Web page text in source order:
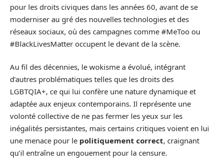
pour les droits civiques dans les années 60, avant de se
moderniser au gré des nouvelles technologies et des
réseaux sociaux, où des campagnes comme #MeToo ou
#BlackLivesMatter occupent le devant de la scène.
Au fil des décennies, le wokisme a évolué, intégrant
d’autres problématiques telles que les droits des
LGBTQIA+, ce qui lui confère une nature dynamique et
adaptée aux enjeux contemporains. Il représente une
volonté collective de ne pas fermer les yeux sur les
inégalités persistantes, mais certains critiques voient en lui
une menace pour le politiquement correct, craignant
qu’il entraîne un engouement pour la censure.